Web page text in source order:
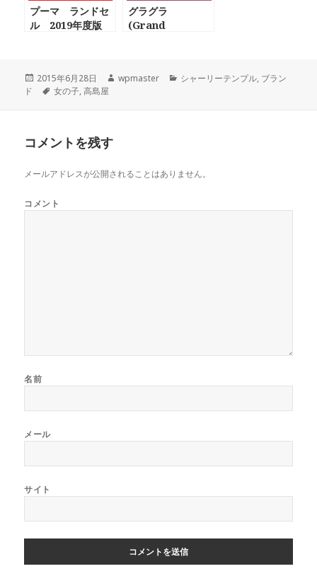
プーマ ランドセ
ル 2019年度版
屋、イトーヨーカ
ドー 限定の違い
グラグラ
(Grand
投
稿
2015年6月28日
作
wpmaster
カ
シャーリーテンプル, ブラン
ド
タ
女の子,高島屋
コメントを残す
メールアドレスが公開されることはありません。
コメント
名前
メール
サイト